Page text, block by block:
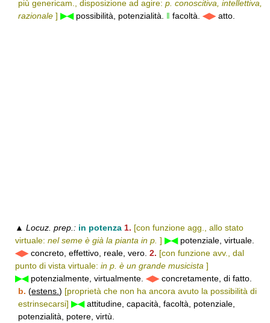
più genericam., disposizione ad agire: p. conoscitiva, intellettiva,
razionale ] ▶◀possibilità, potenzialità. ‖ facoltà. ◀▶atto.
▲ Locuz. prep.: in potenza 1. [con funzione agg., allo stato
virtuale: nel seme è già la pianta in p. ] ▶◀potenziale, virtuale.
◀▶concreto, effettivo, reale, vero. 2. [con funzione avv., dal
punto di vista virtuale: in p. è un grande musicista ]
▶◀potenzialmente, virtualmente. ◀▶concretamente, di fatto.
b. (estens. ) [proprietà che non ha ancora avuto la possibilità di
estrinsecarsi] ▶◀attitudine, capacità, facoltà, potenziale,
potenzialità, potere, virtù.